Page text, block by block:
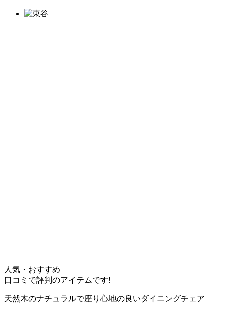
人気・おすすめ
口コミで評判のアイテムです!
天然木のナチュラルで座り心地の良いダイニングチェア